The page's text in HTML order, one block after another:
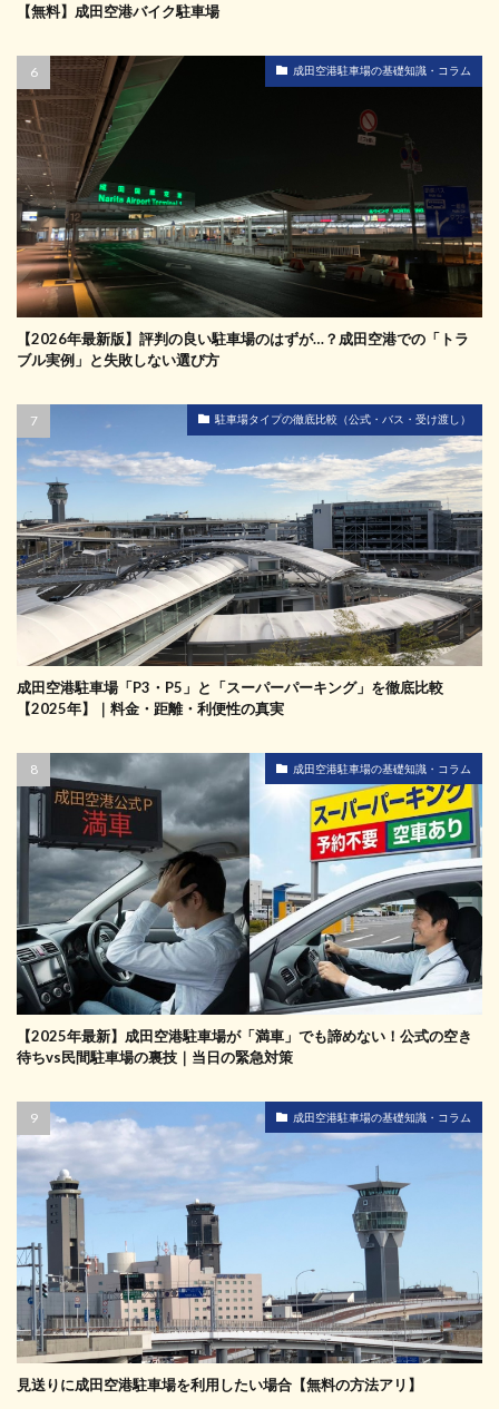
【無料】成田空港バイク駐車場
成田空港駐車場の基礎知識・コラム
【2026年最新版】評判の良い駐車場のはずが…？成田空港での「トラ
ブル実例」と失敗しない選び方
駐車場タイプの徹底比較（公式・バス・受け渡し）
成田空港駐車場「P3・P5」と「スーパーパーキング」を徹底比較
【2025年】｜料金・距離・利便性の真実
成田空港駐車場の基礎知識・コラム
【2025年最新】成田空港駐車場が「満車」でも諦めない！公式の空き
待ちvs民間駐車場の裏技｜当日の緊急対策
成田空港駐車場の基礎知識・コラム
見送りに成田空港駐車場を利用したい場合【無料の方法アリ】